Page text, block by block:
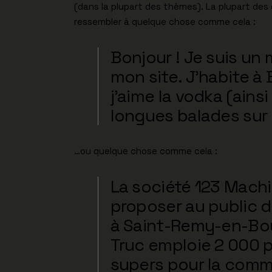
(dans la plupart des thèmes). La plupart
ressembler à quelque chose comme cela :
Bonjour ! Je suis un
mon site. J’habite à
j’aime la vodka
longues balades
…ou quelque chose comme cela :
La société 123
proposer au public
à Saint-Remy-en-
Truc emploie 2 000
supers pour la